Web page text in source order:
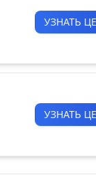
УЗНАТЬ
УЗНАТЬ